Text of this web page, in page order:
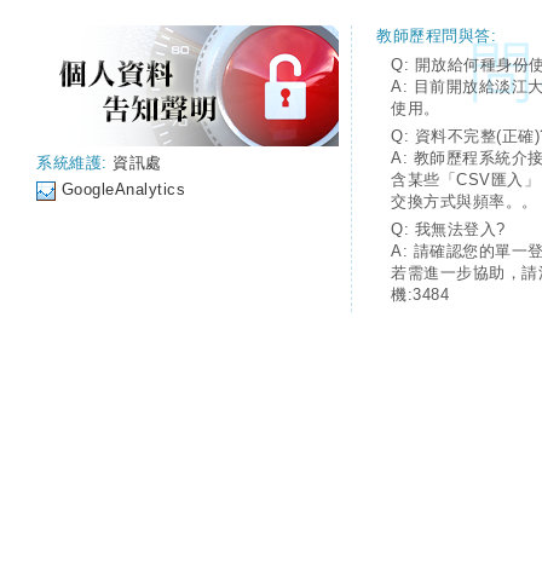
系統維護: 資訊處
GoogleAnalytics
教師歷程問與答:
Q: 開放給何種身份
A: 目前開放給淡江
使用。
Q: 資料不完整(正確
A: 教師歷程系統介
含某些「CSV匯入
交換方式與頻率。。
Q: 我無法登入?
A: 請確認您的單一
若需進一步協助，
機:3484